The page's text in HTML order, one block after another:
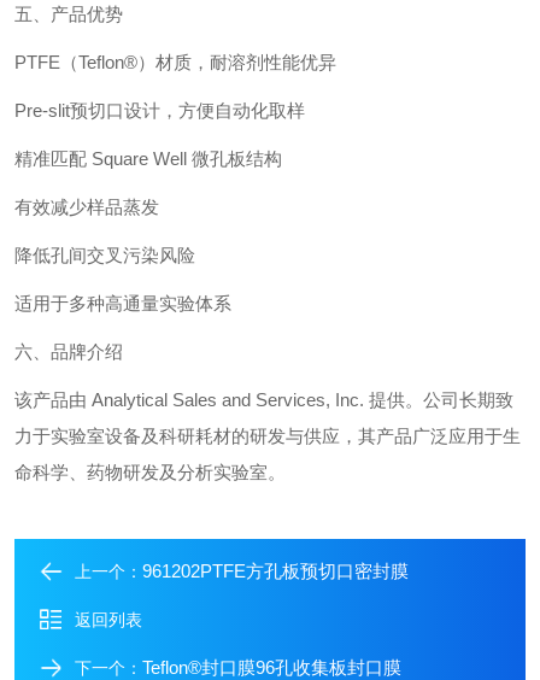
五、产品优势
PTFE（Teflon®）材质，耐溶剂性能优异
Pre-slit预切口设计，方便自动化取样
精准匹配 Square Well 微孔板结构
有效减少样品蒸发
降低孔间交叉污染风险
适用于多种高通量实验体系
六、品牌介绍
该产品由 Analytical Sales and Services, Inc. 提供。公司长期致
力于实验室设备及科研耗材的研发与供应，其产品广泛应用于生
命科学、药物研发及分析实验室。
上一个： 961202PTFE方孔板预切口密封膜
返回列表
下一个： Teflon®封口膜96孔收集板封口膜